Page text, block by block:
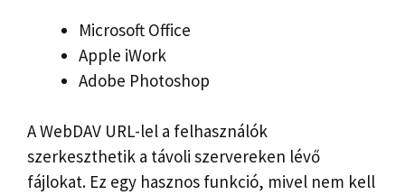
Microsoft Office
Apple iWork
Adobe Photoshop
A WebDAV URL-lel a felhasználók
szerkeszthetik a távoli szervereken lévő
fájlokat. Ez egy hasznos funkció, mivel nem kell